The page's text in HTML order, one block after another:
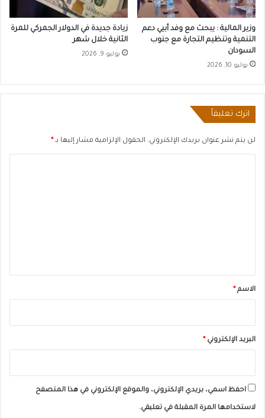
وزير المالية : يبحث مع وفد أبيي دعم
التنمية وتنظيم التجارة مع جنوب
السودان
يوليو 10, 2026
زيادة جديدة في الدولار الجمركي للمرة
الثانية خلال شهر
يوليو 9, 2026
اترك تعليقاً
لن يتم نشر عنوان بريدك الإلكتروني. الحقول الإلزامية مشار إليها بـ*
*الاسم*
البريد الإلكتروني*
احفظ اسمي، بريدي الإلكتروني، والموقع الإلكتروني في هذا المتصفح
لاستخدامها المرة المقبلة في تعليقي.